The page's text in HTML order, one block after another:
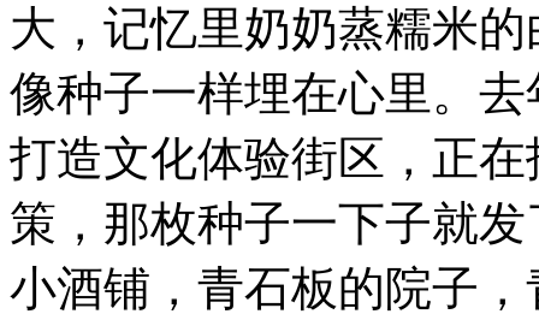
大，记忆里奶奶蒸糯米
像种子一样埋在心里。
打造文化体验街区，正
策，那枚种子一下子就
小酒铺，青石板的院子